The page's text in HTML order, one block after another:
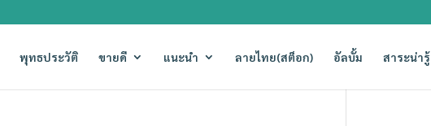
พุทธประวัติ ขายดี แนะนำ ลายไทย(สต็อก) อัลบั้ม สาระน่ารู้